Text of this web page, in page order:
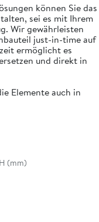
können Sie das
sei es mit Ihrem
Wir gewährleisten
just-in-time auf
ermöglicht es
und direkt in
Elemente auch in
(mm)